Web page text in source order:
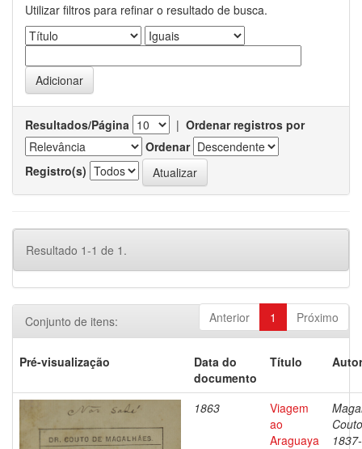
Utilizar filtros para refinar o resultado de busca.
Resultados/Página | Ordenar registros por
Ordenar
Registro(s)
Resultado 1-1 de 1.
Anterior 1 Próximo
Conjunto de itens:
Pré-visualização
Data do
documento
Título
1863
Viagem
ao
Araguaya